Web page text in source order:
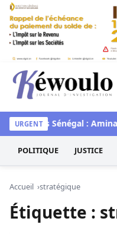
Aller au contenu
Kéwoulo, le premier
URGENT
Miss Sénégal : Amina
POLITIQUE JUSTICE
Accueil stratégique
Étiquette :